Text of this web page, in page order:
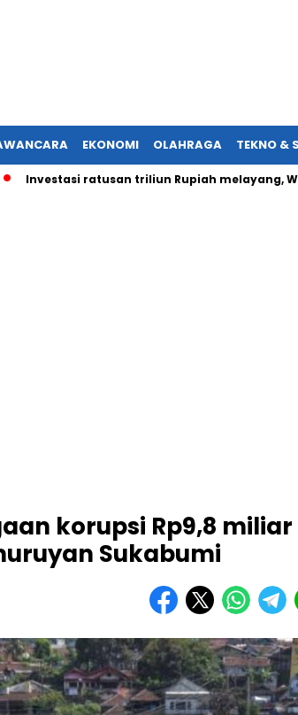
EKONOMI OLAHRAGA TEKNO &
ratusan triliun Rupiah melayang,
korupsi Rp9,8 miliar
Sukabumi